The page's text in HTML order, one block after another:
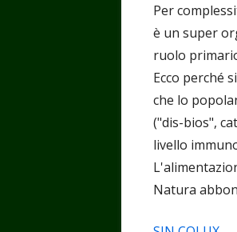
Per
è un super
ruolo
Ecco perché
che lo
("dis-bios",
livello
Natura